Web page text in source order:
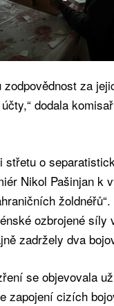
zodpovědnost za
dodala
střetu o
Nikol Pašinjan k
ozbrojené síly
zadržely dva
se objevovala
zapojení cizích